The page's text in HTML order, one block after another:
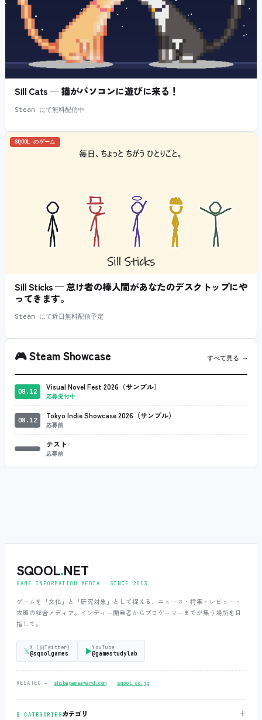
Sill Cats — 猫がパソコンに遊びに来る！
Steam にて無料配信中
SQOOL のゲーム
Sill Sticks — 怠け者の棒人間があなたのデスクトップにや
ってきます。
Steam にて近日無料配信予定
🎮Steam Showcase すべて見る →
08.12 Visual Novel Fest 2026（サンプル）
応募受付中
08.12 Tokyo Indie Showcase 2026（サンプル）
応募前
テスト
応募前
SQOOL.NET
GAME INFORMATION MEDIA ‧ SINCE 2013
ゲームを「文化」と「研究対象」として捉える、ニュース・特集・レビュー・
攻略の総合メディア。インディー開発者からプロゲーマーまでが集う場所を目
指して。
𝕏X (旧Twitter)
@sqoolgames ▶YouTube
@gamestudylab
RELATED → shibagameaward.com ‧ sqool.co.jp
§ CATEGORIESカテゴリ ＋